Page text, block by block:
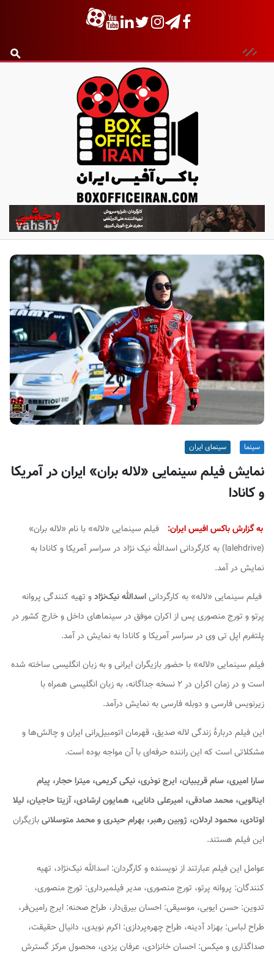
ب
ا
ک
س
ی
س
ا
ی
ر
ا
ن
سینما سینمای ایران
نمایش فیلم سینمایی «لاله بران» ایران در آمریکا
و کانادا
به گزارش باکس افیس ایران:
فیلم سینمایی «لاله» با نام «لاله بران»
(lalehdrive) به کارگردانی اسدالله نیک نژاد در سراسر آمریکا و کانادا به
نمایش در آمد.
فیلم سینمایی «لاله» به کارگردانیاسدالله نیک‌نژادو تهیه کنندگی پروانه
پرتو و تورج منصوری پس از اکران موفق در سینماهای داخل و خارج کشور در
پلتفرم اپل تی وی در سراسر آمریکا و کانادا به نمایش در آمد.
فیلم سینمایی «لاله» با حضور بازیگران ایرانی و به زبان انگلیسی ساخته شده
است و در زمان اکران در ۲ نسخه جداگانه، به زبان انگلیسی همراه با
زیرنویس فارسی و دوبله فارسی به نمایش درآمد.
این فیلم دربارهٔ زندگی لاله صدیق، قهرمان اتومبیل‌رانی ایران و چالش‌ها و
مشکلاتی است که این راننده حرفه‌ای با آن مواجه بوده است.
سارا امیری، سام قریبیان، ایرج نوذری، نیکی کریمی، میترا حجار، پیام
اینالویی، محمد صادقی، امیرعلی دانایی، همایون ارشادی، آزیتا حاجیان، لیلا
اوتادی، محمود اردلان، ژوبین رهبر، بهرام حیدری و محمد متوسلانیبازیگران
این فیلم هستند.
عوامل این فیلم عبارتند از نویسنده و کارگردان: اسدالله نیک‌نژاد، تهیه
کنندگان: پروانه پرتو، تورج منصوری، مدیر فیلمبرداری: تورج منصوری،
تدوین: حسن ایوبی، موسیقی: احسان بیرق‌دار، طراح صحنه: ایرج رامین‌فر،
طراح لباس: بهزاد آدینه، طراح چهره‌پردازی: اکرم نویدی، دانیال حقیقت،
صداگذاری و میکس: احسان خانزادی، عرفان یزدی، محصول مرکز گسترش